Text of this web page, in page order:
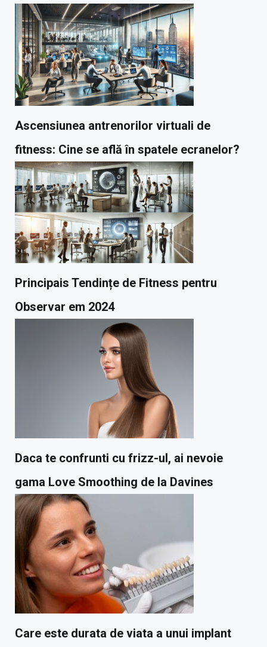
Ascensiunea antrenorilor virtuali de
fitness: Cine se află în spatele ecranelor?
Principais Tendințe de Fitness pentru
Observar em 2024
Daca te confrunti cu frizz-ul, ai nevoie
gama Love Smoothing de la Davines
Care este durata de viata a unui implant